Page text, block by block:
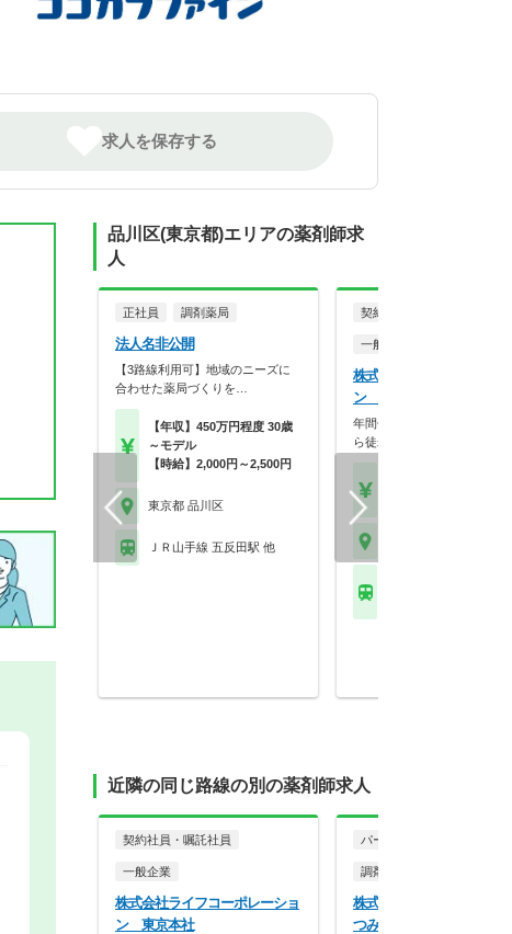
求人を保存する
品川区(東京都)エリアの薬剤師求
人
正社員 調剤薬局
法人名非公開
【3路線利用可】地域のニーズに
合わせた薬局づくりを…
【年収】450万円程度 30歳
～モデル
【時給】2,000円～2,500円
東京都 品川区
ＪＲ山手線 五反田駅 他
契約社員・嘱託社員
一般企業
株式会社ライフコーポレ
ン 東京本社
年間休日120日☆年収550万
ら徒歩2分♪
近隣の同じ路線の別の薬剤師求人
契約社員・嘱託社員
一般企業
株式会社ライフコーポレーショ
ン 東京本社
パート・アルバイト
調剤薬局
株式会社アオイメディカ
つみ薬局